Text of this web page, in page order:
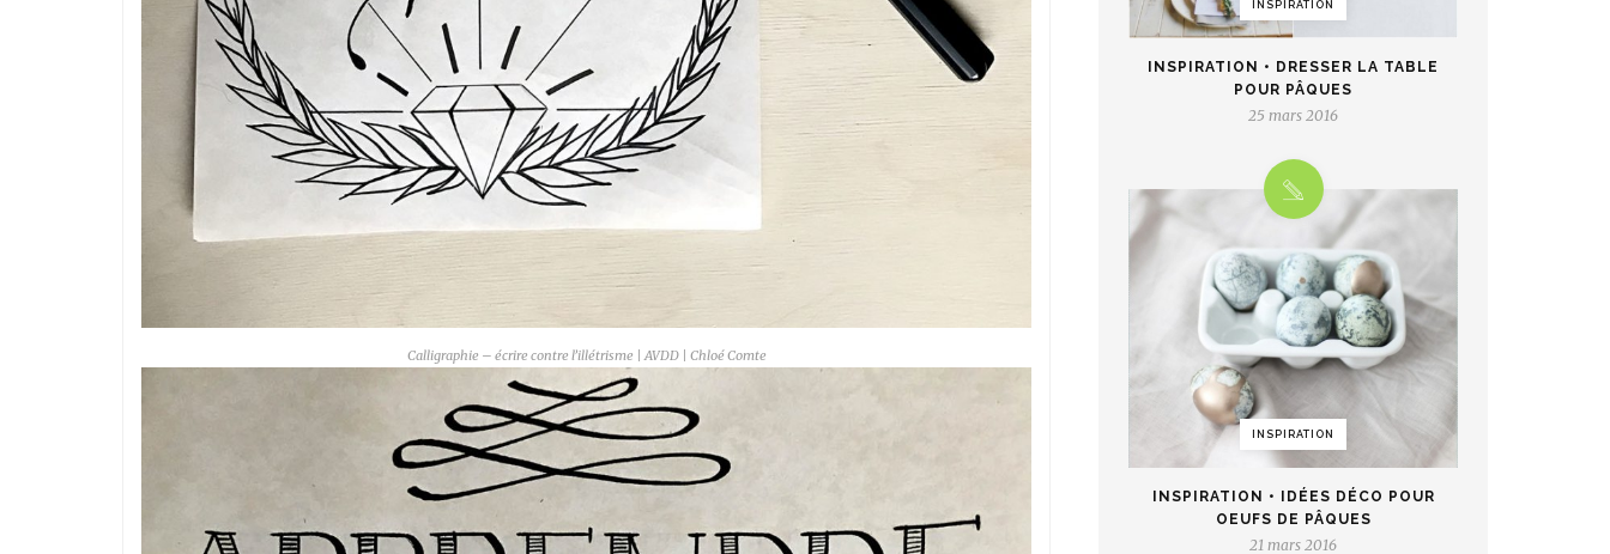
Calligraphie – écrire contre l’illétrisme | AVDD | Chloé Comte
INSPIRATION
INSPIRATION • DRESSER LA TABLE
POUR PÂQUES
25 mars 2016
INSPIRATION
INSPIRATION • IDÉES DÉCO POUR
OEUFS DE PÂQUES
21 mars 2016